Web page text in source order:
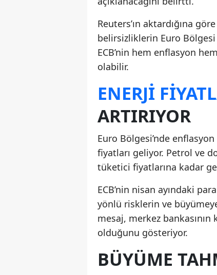
Reuters’ın aktardığına
belirsizliklerin Euro
ECB’nin hem enflasyon
olabilir.
ENERJI
ARTIRIYOR
Euro Bölgesi’nde
fiyatları geliyor. Petrol ve
tüketici fiyatlarına kadar
ECB’nin nisan ayındaki
yönlü risklerin ve
mesaj, merkez bankasının
olduğunu gösteriyor.
BÜYÜME